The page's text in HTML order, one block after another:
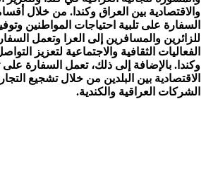
والاقتصادية بين العراق وكندا. من خلال
السفارة على تلبية احتياجات المواطنين
للزائرين والمسافرين إلى العرا وتعمل
الفعاليات الثقافية والاجتماعية لتعزيز
وكندا. بالإضافة إلى ذلك، تعمل السفارة على
الاقتصادية بين البلدين من خلال تشجيع
الشركات العراقية والكندية.